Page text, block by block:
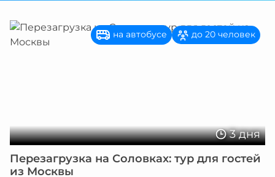
3 дня
на автобусе до 20 человек
Перезагрузка на Соловках: тур для гостей
из Москвы